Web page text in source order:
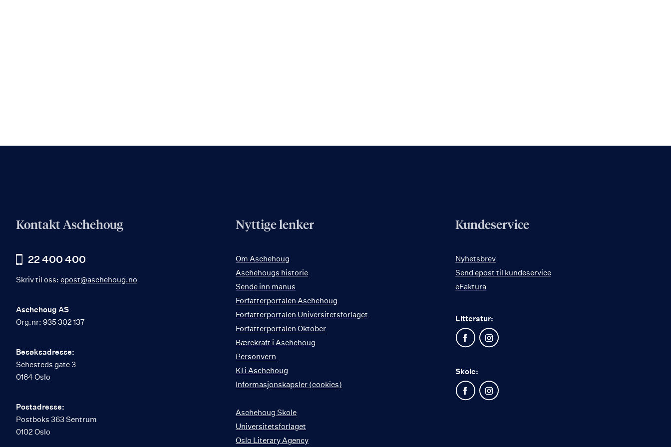
Kontakt Aschehoug
22 400 400
Skriv til oss: epost@aschehoug.no
Aschehoug AS
Org.nr: 935 302 137
Besøksadresse:
Sehesteds gate 3
0164 Oslo
Postadresse:
Postboks 363 Sentrum
0102 Oslo
Nyttige lenker
Om Aschehoug
Aschehougs historie
Sende inn manus
Forfatterportalen Aschehoug
Forfatterportalen Universitetsforlaget
Forfatterportalen Oktober
Bærekraft i Aschehoug
Personvern
KI i Aschehoug
Informasjonskapsler (cookies)
Aschehoug Skole
Universitetsforlaget
Oslo Literary Agency
Kundeservice
Nyhetsbrev
Send epost til kundeservice
eFaktura
Litteratur:
Skole: